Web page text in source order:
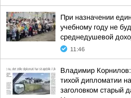
При назначении
учебному году не
среднедушевой
11:46
Владимир
тихой дипломатии
заголовком старый